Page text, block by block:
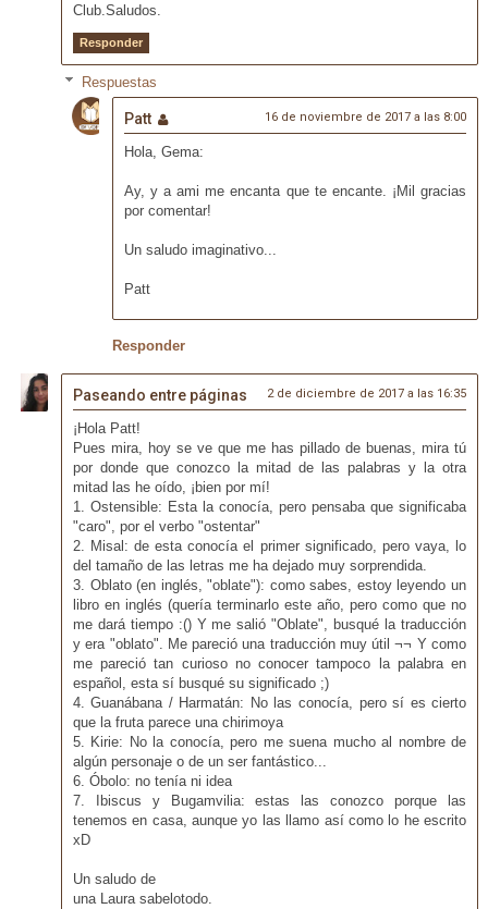
Club.Saludos.
Responder
Respuestas
Patt 16 de noviembre de 2017 a las 8:00
Hola, Gema:
Ay, y a ami me encanta que te encante. ¡Mil gracias
por comentar!
Un saludo imaginativo...
Patt
Responder
Paseando entre páginas 2 de diciembre de 2017 a las 16:35
¡Hola Patt!
Pues mira, hoy se ve que me has pillado de buenas, mira tú
por donde que conozco la mitad de las palabras y la otra
mitad las he oído, ¡bien por mí!
1. Ostensible: Esta la conocía, pero pensaba que significaba
"caro", por el verbo "ostentar"
2. Misal: de esta conocía el primer significado, pero vaya, lo
del tamaño de las letras me ha dejado muy sorprendida.
3. Oblato (en inglés, "oblate"): como sabes, estoy leyendo un
libro en inglés (quería terminarlo este año, pero como que no
me dará tiempo :() Y me salió "Oblate", busqué la traducción
y era "oblato". Me pareció una traducción muy útil ¬¬ Y como
me pareció tan curioso no conocer tampoco la palabra en
español, esta sí busqué su significado ;)
4. Guanábana / Harmatán: No las conocía, pero sí es cierto
que la fruta parece una chirimoya
5. Kirie: No la conocía, pero me suena mucho al nombre de
algún personaje o de un ser fantástico...
6. Óbolo: no tenía ni idea
7. Ibiscus y Bugamvilia: estas las conozco porque las
tenemos en casa, aunque yo las llamo así como lo he escrito
xD
Un saludo de
una Laura sabelotodo.